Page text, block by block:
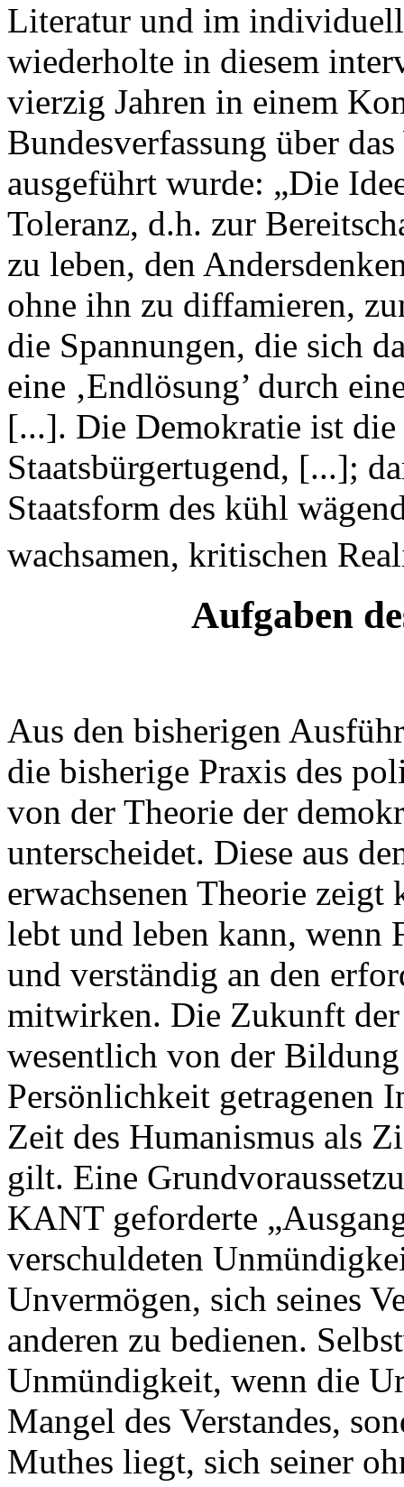
Literatur und im
wiederholte in diesem
vierzig Jahren in einem
Bundesverfassung über
ausgeführt wurde: „Die
Toleranz, d.h. zur
zu leben, den
ohne ihn zu diffamieren,
die Spannungen, die sich
eine ‚Endlösung’ durch
[...]. Die Demokratie ist die
Staatsbürgertugend, [...];
Staatsform des kühl
wachsamen, kritischen
Aufgaben
Aus den bisherigen
die bisherige Praxis des
von der Theorie der
unterscheidet. Diese aus
erwachsenen Theorie zeigt
lebt und leben kann, wenn
und verständig an den
mitwirken. Die Zukunft der
wesentlich von der
Persönlichkeit getragenen
Zeit des Humanismus als
gilt. Eine
KANT geforderte
verschuldeten
Unvermögen, sich seines
anderen zu bedienen.
Unmündigkeit, wenn die
Mangel des Verstandes,
Muthes liegt, sich seiner